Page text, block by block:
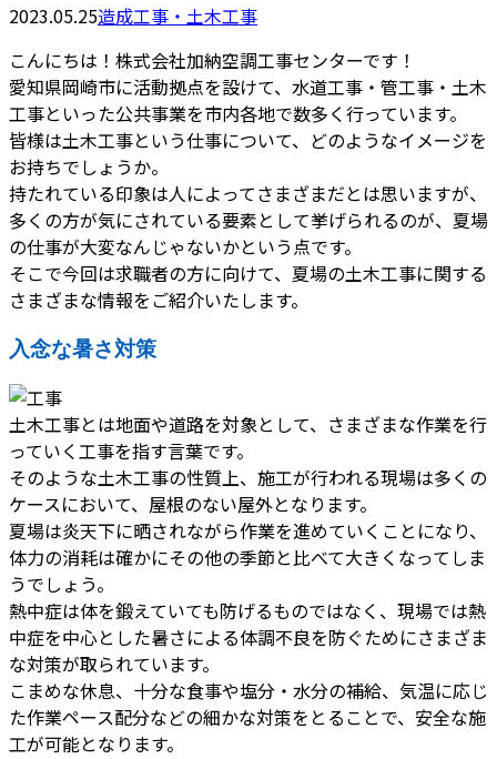
2023.05.25造成工事・土木工事
こんにちは！株式会社加納空調工事センターです！
愛知県岡崎市に活動拠点を設けて、水道工事・管工事・土木
工事といった公共事業を市内各地で数多く行っています。
皆様は土木工事という仕事について、どのようなイメージを
お持ちでしょうか。
持たれている印象は人によってさまざまだとは思いますが、
多くの方が気にされている要素として挙げられるのが、夏場
の仕事が大変なんじゃないかという点です。
そこで今回は求職者の方に向けて、夏場の土木工事に関する
さまざまな情報をご紹介いたします。
入念な暑さ対策
土木工事とは地面や道路を対象として、さまざまな作業を行
っていく工事を指す言葉です。
そのような土木工事の性質上、施工が行われる現場は多くの
ケースにおいて、屋根のない屋外となります。
夏場は炎天下に晒されながら作業を進めていくことになり、
体力の消耗は確かにその他の季節と比べて大きくなってしま
うでしょう。
熱中症は体を鍛えていても防げるものではなく、現場では熱
中症を中心とした暑さによる体調不良を防ぐためにさまざま
な対策が取られています。
こまめな休息、十分な食事や塩分・水分の補給、気温に応じ
た作業ペース配分などの細かな対策をとることで、安全な施
工が可能となります。